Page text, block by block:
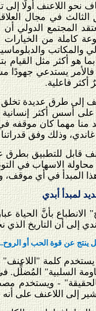
نحو اللاعنف أولًا إلى
في مجال
المجتمع الدولي
كاملة من الخيارات
والمكاتب
هو أكثر مثل القيام
فالأمر يستدعي
أكثر فاعلية.
إلى طرق عديدة تخلق
أسس أكثر
مهما كان موقفه في
وذلك وفق
قابل للتطبيق
محاولة الاسهاب في
المبدأ في أي موقف،
لمبدأ أبدي
الانطباع بأنَّ
عن قوة الحب أو الروح..
كلمة "اللاعنف"
السلبية" المُضلِّل.
- ويستخدم
إلى اللاعنف على